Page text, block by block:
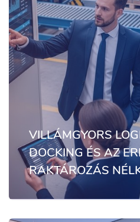
VILLÁMGYORS
DOCKING ÉS AZ
RAKTÁROZÁS